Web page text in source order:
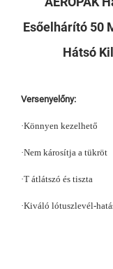
Esőelhárító 50
Hátsó
Versenyelőny:
·Könnyen kezelhető
·Nem károsítja a tükröt
·T átlátszó és tiszta
·Kiváló lótuszlevél-